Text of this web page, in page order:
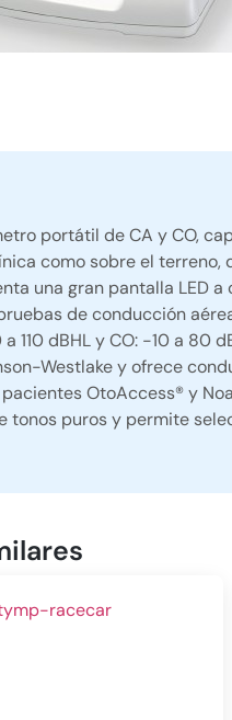
portátil de CA y CO,
como sobre el
una gran pantalla LED
de conducción
110 dBHL y CO: -10 a
Westlake y ofrece
OtoAccess® y
tonos puros y permite